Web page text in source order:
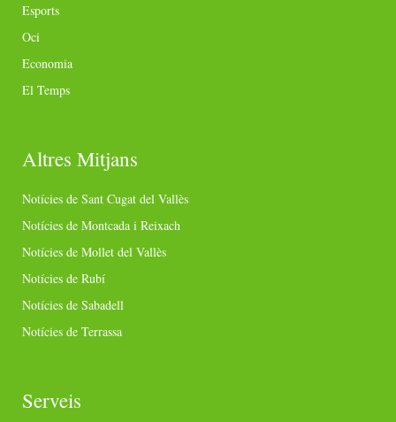
Esports
Oci
Economia
El Temps
Altres Mitjans
Notícies de Sant Cugat del Vallès
Notícies de Montcada i Reixach
Notícies de Mollet del Vallès
Notícies de Rubí
Notícies de Sabadell
Notícies de Terrassa
Serveis